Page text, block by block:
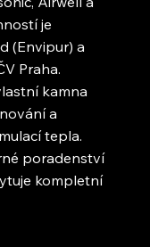
je
(Envipur) a
Praha.
kamna
a
tepla.
poradenství
kompletní